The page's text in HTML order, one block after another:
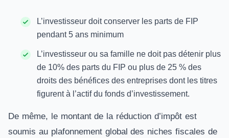
L’investisseur doit conserver les parts de FIP
pendant 5 ans minimum
L’investisseur ou sa famille ne doit pas détenir plus
de 10% des parts du FIP ou plus de 25 % des
droits des bénéfices des entreprises dont les titres
figurent à l’actif du fonds d’investissement.
De même, le montant de la réduction d’impôt est
soumis au plafonnement global des niches fiscales de